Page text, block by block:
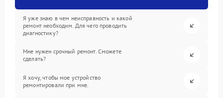
Я уже знаю в чем неисправность и какой
ремонт необходим. Для чего проводить
диагностику?
Мне нужен срочный ремонт. Сможете
сделать?
Я хочу, чтобы мое устройство
ремонтировали при мне.